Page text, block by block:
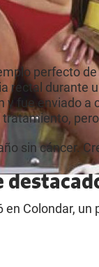
perfecto
rectal durante
y fue enviado
sin cáncer.
Colondar, un